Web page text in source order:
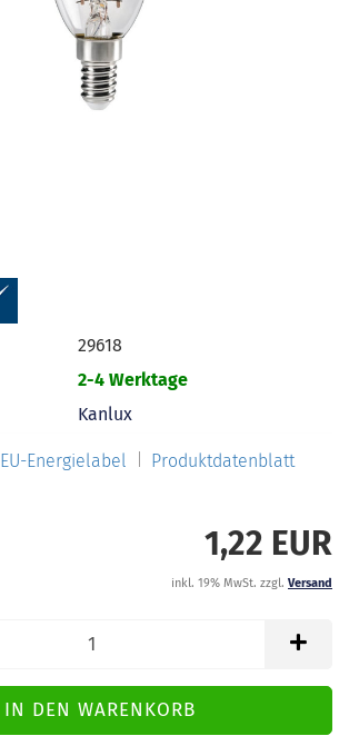
29618
2-4 Werktage
Kanlux
EU-Energielabel Produktdatenblatt
1,22 EUR
inkl. 19% MwSt. zzgl. Versand